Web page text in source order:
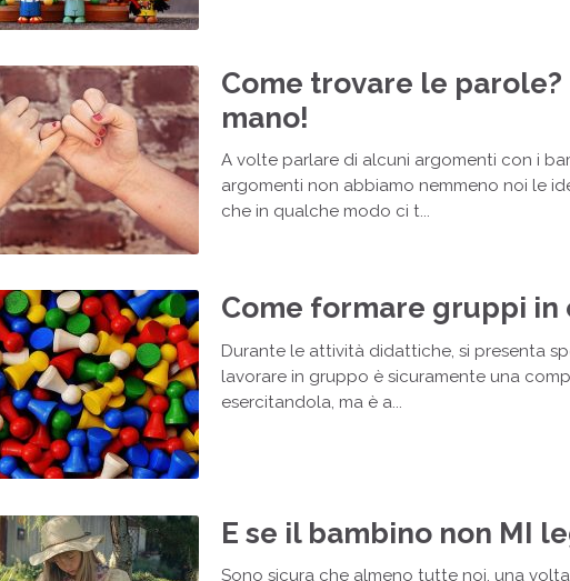
Come trovare le
mano!
A volte parlare di alcuni argomenti con i
argomenti non abbiamo nemmeno noi le
che in qualche modo ci t...
Come formare gruppi in
Durante le attività didattiche, si presenta
lavorare in gruppo è sicuramente una
esercitandola, ma è a...
E se il bambino non MI
Sono sicura che almeno tutte noi, una